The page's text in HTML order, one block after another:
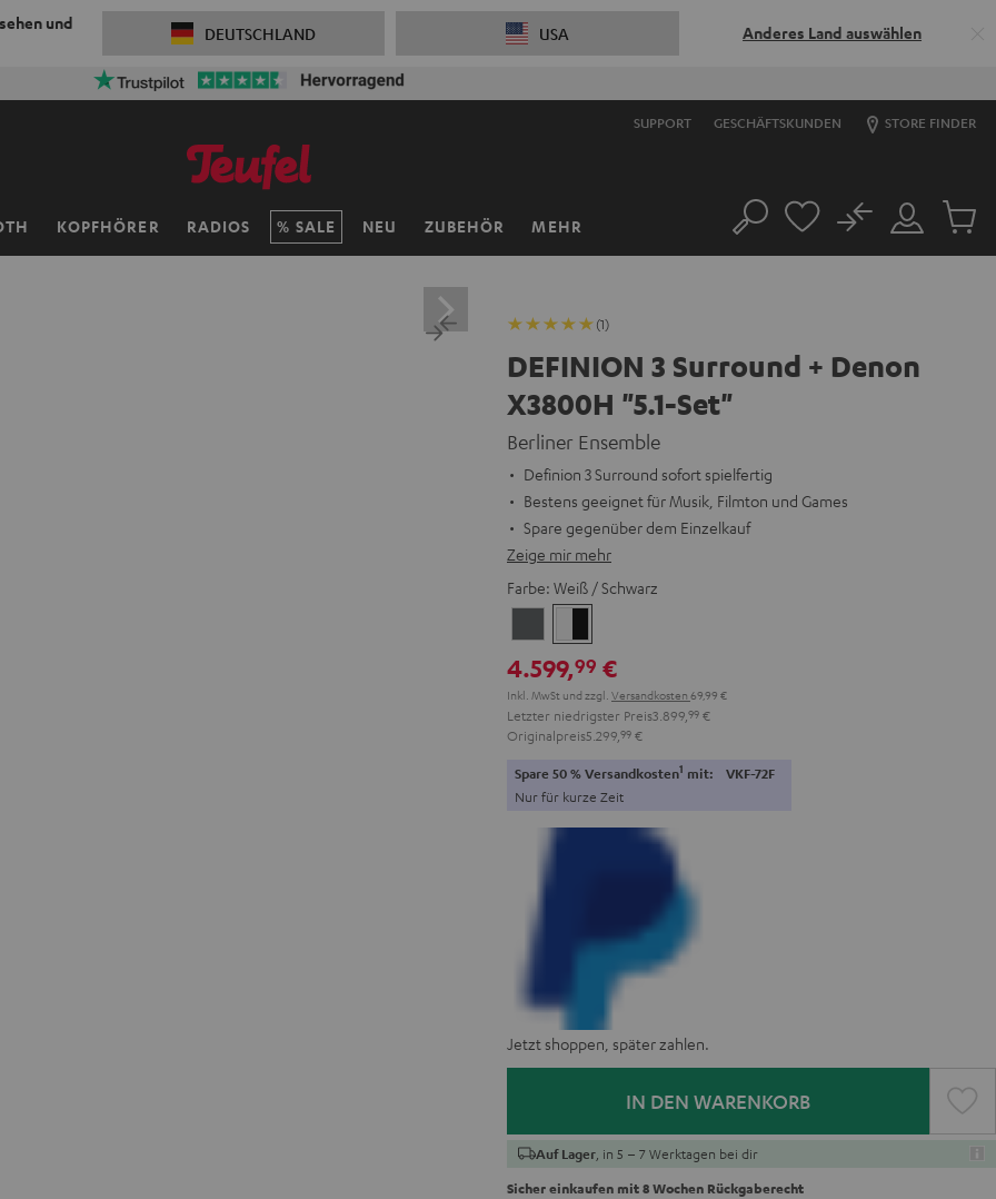
und
DEUTSCHLAND USA Anderes Land auswählen
Versandkosten sparen mit VKF-72F 06D:11
SUPPORT GESCHÄFTSKUNDEN STORE FINDER
KOPFHÖRER RADIOS SALE NEU ZUBEHÖR MEHR Suche
Mein
Konto
No
Artikel
(1)
DEFINION 3 Surround + Denon
X3800H "5.1-Set"
Berliner Ensemble
Definion 3 Surround sofort spielfertig
Bestens geeignet für Musik, Filmton und Games
Spare gegenüber dem Einzelkauf
Zeige mir mehr
Farbe: Weiß / Schwarz
/
Schwarz
4.599,99 €
Inkl. MwSt und zzgl. Versandkosten 69,99 €
Letzter niedrigster Preis3.899, 99 €
Originalpreis5.299, 99 €
Spare 50 % Versandkosten1 mit: VKF-72F
Nur für kurze Zeit
Jetzt shoppen, später zahlen.
IN DEN WARENKORB
Auf Lager , in 5 – 7 Werktagen bei dir
Sicher einkaufen mit 8 Wochen Rückgaberecht